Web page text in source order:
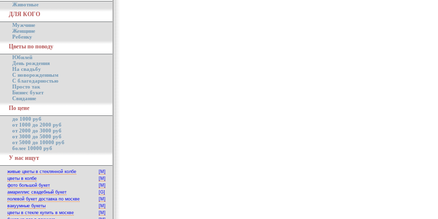
Животные
ДЛЯ КОГО
Мужчине
Женщине
Ребенку
Цветы по поводу
Юбилей
День рождения
На свадьбу
С новорожденным
С благодарностью
Просто так
Бизнес букет
Свидание
По цене
до 1000 руб
от 1000 до 2000 руб
от 2000 до 3000 руб
от 3000 до 5000 руб
от 5000 до 10000 руб
более 10000 руб
У нас ищут
живые цветы в стеклянной колбе
[M]
цветы в колбе
[M]
фото большой букет
[M]
амариллис свадебный букет
[G]
полевой букет доставка по москве
[M]
вакуумные букеты
[M]
цветы в стекле купить в москве
[M]